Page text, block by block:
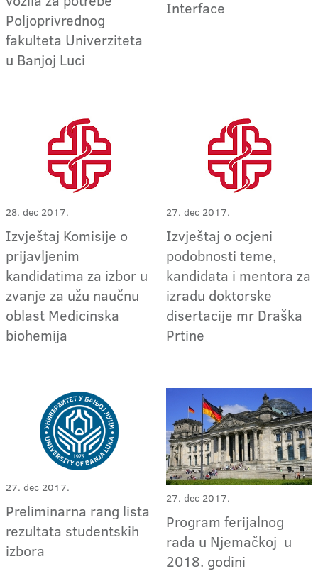
Poljoprivrednog
fakulteta Univerziteta
u Banjoj Luci
Interface
28. dec 2017.
Izvještaj Komisije o
prijavljenim
kandidatima za izbor u
zvanje za užu naučnu
oblast Medicinska
biohemija
27. dec 2017.
Izvještaj o ocjeni
podobnosti teme,
kandidata i mentora za
izradu doktorske
disertacije mr Draška
Prtine
27. dec 2017.
Preliminarna rang lista
rezultata studentskih
izbora
27. dec 2017.
Program ferijalnog
rada u Njemačkoj u
2018. godini